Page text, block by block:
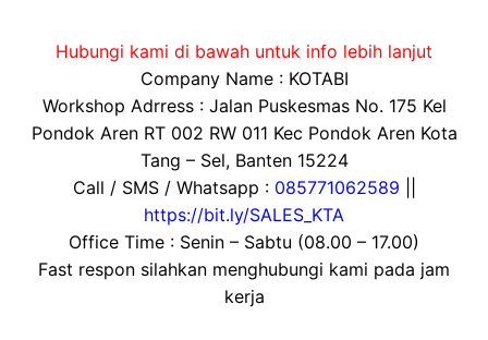
Hubungi kami di bawah untuk info lebih lanjut
Company Name : KOTABI
Workshop Adrress : Jalan Puskesmas No. 175 Kel
Pondok Aren RT 002 RW 011 Kec Pondok Aren Kota
Tang – Sel, Banten 15224
Call / SMS / Whatsapp : 085771062589
https://bit.ly/SALES_KTA
Office Time : Senin – Sabtu (08.00 – 17.00)
Fast respon silahkan menghubungi kami pada jam
kerja